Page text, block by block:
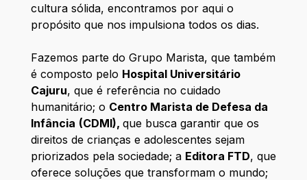
cultura sólida, encontramos por aqui o
propósito que nos impulsiona todos os dias.
Fazemos parte do Grupo Marista, que também
é composto pelo Hospital Universitário
Cajuru, que é referência no cuidado
humanitário; o Centro Marista de Defesa da
Infância (CDMI), que busca garantir que os
direitos de crianças e adolescentes sejam
priorizados pela sociedade; a Editora FTD, que
oferece soluções que transformam o mundo;